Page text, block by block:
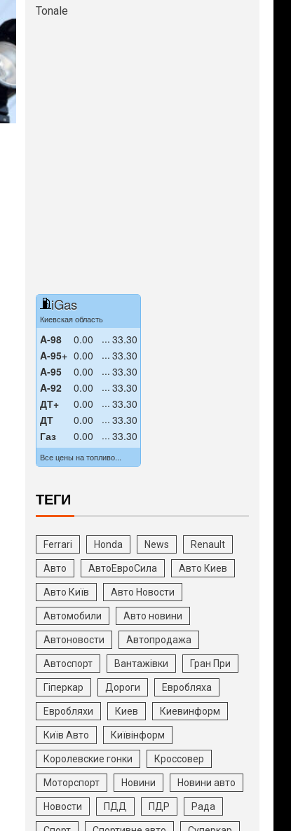
Tonale
iGas
Киевская область
A-98 0.00
33.30
A-95+ 0.00
33.30
A-95
0.00
33.30
A-92
0.00
33.30
ДТ+
0.00
33.30
ДТ
0.00
33.30
Газ
0.00 33.30
Все цены на топливо...
ТЕГИ
Ferrari Honda News Renault
Авто АвтоЕвроСила Авто Киев
Авто Київ Авто Новости
Автомобили Авто новини
Автоновости Автопродажа
Автоспорт Вантажівки Гран При
Гіперкар Дороги Евробляха
Евробляхи Киев Киевинформ
Київ Авто Київінформ
Королевские гонки Кроссовер
Моторспорт Новини Новини авто
Новости ПДД ПДР Рада